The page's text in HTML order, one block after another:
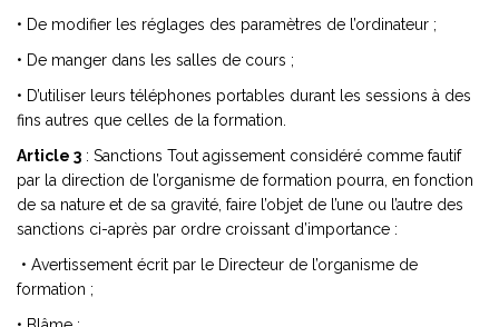
• De modifier les réglages des paramètres de l’ordinateur ;
• De manger dans les salles de cours ;
• D’utiliser leurs téléphones portables durant les sessions à des
fins autres que celles de la formation.
Article 3 : Sanctions Tout agissement considéré comme fautif
par la direction de l’organisme de formation pourra, en fonction
de sa nature et de sa gravité, faire l’objet de l’une ou l’autre des
sanctions ci-après par ordre croissant d’importance :
• Avertissement écrit par le Directeur de l’organisme de
formation ;